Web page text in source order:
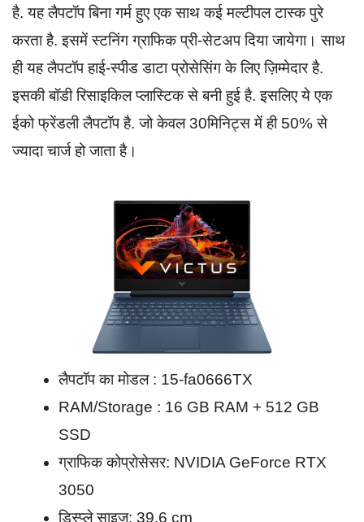
है. यह लैपटॉप बिना गर्म हुए एक साथ कई मल्टीपल टास्क पुरे
करता है. इसमें स्टनिंग ग्राफिक प्री-सेटअप दिया जायेगा। साथ
ही यह लैपटॉप हाई-स्पीड डाटा प्रोसेसिंग के लिए ज़िम्मेदार है.
इसकी बॉडी रिसाइकिल प्लास्टिक से बनी हुई है. इसलिए ये एक
ईको फ्रेंडली लैपटॉप है. जो केवल 30मिनिट्स में ही 50% से
ज्यादा चार्ज हो जाता है।
लैपटॉप का मोडल : 15-fa0666TX
RAM/Storage : 16 GB RAM + 512 GB
SSD
ग्राफिक कोप्रोसेसर: ‎NVIDIA GeForce RTX
3050
डिस्प्ले साइज: 39.6 cm